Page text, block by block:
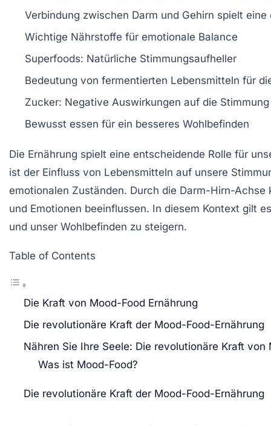
Verbindung zwischen Darm und Gehirn spielt eine
Wichtige Nährstoffe für emotionale Balance
Superfoods: Natürliche Stimmungsaufheller
Bedeutung von fermentierten Lebensmitteln für
Zucker: Negative Auswirkungen auf die Stimmung
Bewusst essen für ein besseres Wohlbefinden
Die Ernährung spielt eine entscheidende Rolle für
ist der Einfluss von Lebensmitteln auf unsere
emotionalen Zuständen. Durch die Darm-Hirn-Achse
und Emotionen beeinflussen. In diesem Kontext gilt
und unser Wohlbefinden zu steigern.
Table of Contents
Die Kraft von Mood-Food Ernährung
Die revolutionäre Kraft der Mood-Food-Ernährung
Nähren Sie Ihre Seele: Die revolutionäre Kraft von
Was ist Mood-Food?
Die revolutionäre Kraft der Mood-Food-Ernährung